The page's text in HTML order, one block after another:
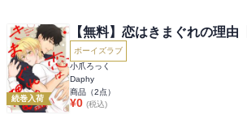
続巻入荷
【無料】恋はきまぐれの理由
ボーイズラブ
小爪ろっく
Daphy
商品（2点）
¥0 (税込)